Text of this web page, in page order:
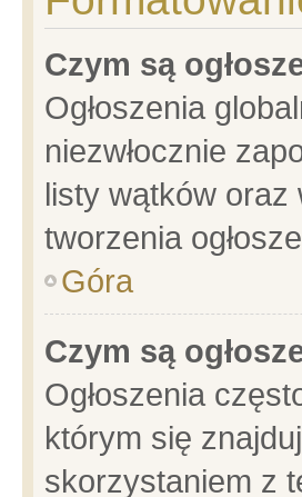
Czym są
Ogłoszenia
niezwłocznie
listy wątków oraz
tworzenia
Góra
Czym są
Ogłoszenia
którym się
skorzystaniem z